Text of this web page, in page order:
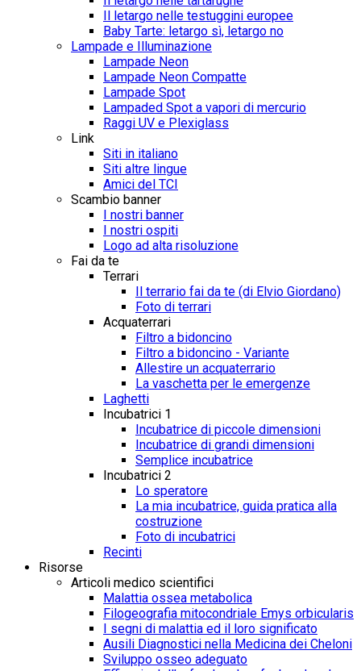
Il letargo nelle testuggini europee
Baby Tarte: letargo sì, letargo no
Lampade e Illuminazione
Lampade Neon
Lampade Neon Compatte
Lampade Spot
Lampaded Spot a vapori di mercurio
Raggi UV e Plexiglass
Link
Siti in italiano
Siti altre lingue
Amici del TCI
Scambio banner
I nostri banner
I nostri ospiti
Logo ad alta risoluzione
Fai da te
Terrari
Il terrario fai da te (di Elvio Giordano)
Foto di terrari
Acquaterrari
Filtro a bidoncino
Filtro a bidoncino - Variante
Allestire un acquaterrario
La vaschetta per le emergenze
Laghetti
Incubatrici 1
Incubatrice di piccole dimensioni
Incubatrice di grandi dimensioni
Semplice incubatrice
Incubatrici 2
Lo speratore
La mia incubatrice, guida pratica alla
costruzione
Foto di incubatrici
Recinti
Risorse
Articoli medico scientifici
Malattia ossea metabolica
Filogeografia mitocondriale Emys orbicularis
I segni di malattia ed il loro significato
Ausili Diagnostici nella Medicina dei Cheloni
Sviluppo osseo adeguato